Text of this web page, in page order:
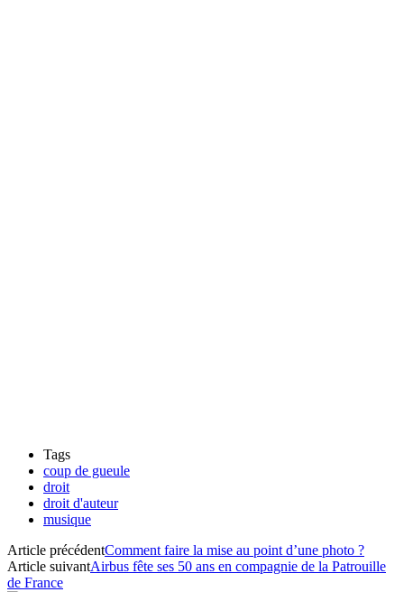
Tags
coup de gueule
droit
droit d'auteur
musique
Article précédentComment faire la mise au point d’une photo ?
Article suivantAirbus fête ses 50 ans en compagnie de la Patrouille
de France